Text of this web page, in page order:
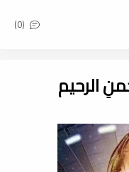
(0)
الرحيم